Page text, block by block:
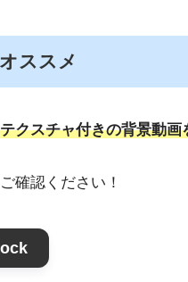
ススメ
テクスチャ付きの背景動
確認ください！